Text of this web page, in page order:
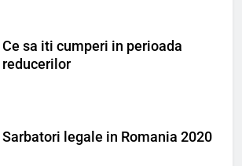
Ce sa iti cumperi in perioada
reducerilor
Sarbatori legale in Romania 2020